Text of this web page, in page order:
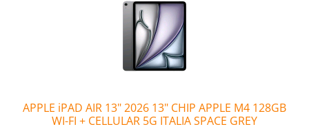
APPLE iPAD AIR 13" 2026 13" CHIP APPLE M4 128GB
WI-FI + CELLULAR 5G ITALIA SPACE GREY